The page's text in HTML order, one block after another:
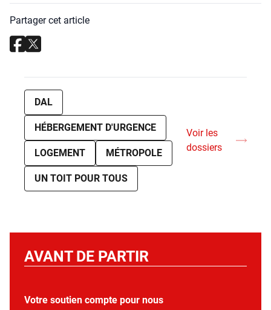
Partager cet article
DAL
HÉBERGEMENT D'URGENCE
LOGEMENT MÉTROPOLE
UN TOIT POUR TOUS
Voir les
dossiers
AVANT DE PARTIR
Votre soutien compte pour nous